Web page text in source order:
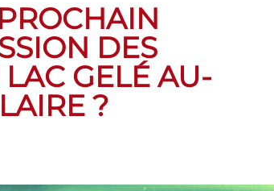
DES
GELÉ AU-
?